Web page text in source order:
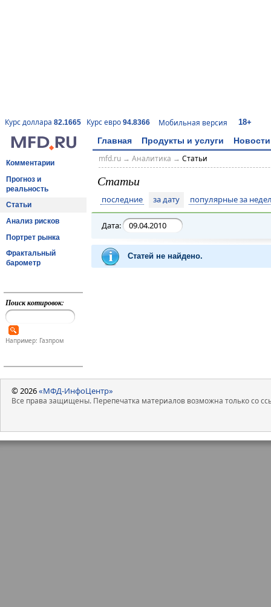
Курс доллара 82.1665 Курс евро 94.8366 Мобильная версия 18+
Главная Продукты и услуги Новости
Комментарии
Прогноз и
реальность
Статьи
Анализ рисков
Портрет рынка
Фрактальный
барометр
Поиск котировок:
Например: Газпром
mfd.ru→ Аналитика → Статьи
Статьи
последние за дату популярные за
Дата:
Статей не найдено.
© 2026«МФД-ИнфоЦентр»
Все права защищены. Перепечатка материалов возможна только со